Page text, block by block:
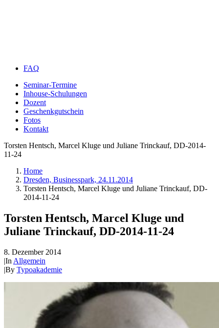
FAQ
Seminar-Termine
Inhouse-Schulungen
Dozent
Geschenkgutschein
Fotos
Kontakt
Torsten Hentsch, Marcel Kluge und Juliane Trinckauf, DD-2014-
11-24
Home
Dresden, Businesspark, 24.11.2014
Torsten Hentsch, Marcel Kluge und Juliane Trinckauf, DD-
2014-11-24
Torsten Hentsch, Marcel Kluge und
Juliane Trinckauf, DD-2014-11-24
8. Dezember 2014
|In Allgemein
|By Typoakademie